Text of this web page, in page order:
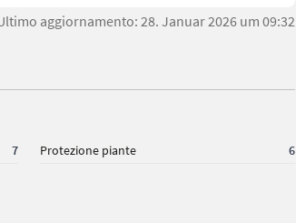
aggiornamento: 28. Januar 2026 um 09:32
7 Protezione piante 6